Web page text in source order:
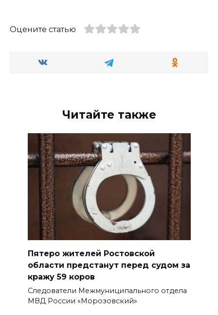
Оцените статью
Читайте также
Пятеро жителей Ростовской
области предстанут перед судом за
кражу 59 коров
Следователи Межмуниципального отдела
МВД России «Морозовский»